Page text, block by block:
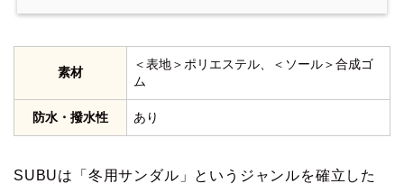
素材
＜表地＞ポリエステル、＜ソール＞合成ゴ
ム
防水・撥水性 あり
SUBUは「冬用サンダル」というジャンルを確立した